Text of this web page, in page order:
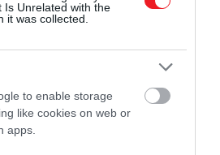
Is Unrelated with the
it was collected.
to enable storage
like cookies on web or
apps.
apróra vágjuk, és egy
tesszük. Hozzáadjuk a
Egy kis zöldséget
ennek később még